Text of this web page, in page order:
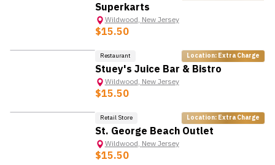
Superkarts
Wildwood,New Jersey
$15.50
Restaurant Location: Extra Charge
Stuey's Juice Bar & Bistro
Wildwood,New Jersey
$15.50
Retail Store Location: Extra Charge
St. George Beach Outlet
Wildwood,New Jersey
$15.50